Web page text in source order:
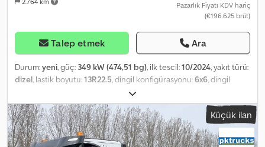
Pazarlık Fiyatı KDV hariç
(€196.625 brüt)
Talep etmek Ara
Durum:yeni, güç: 349 kW (474,51 bg), ilk tescil:10/2024, yakıt türü:
dizel, lastik boyutu:13R22.5, dingil konfigürasyonu:6x6, dingil
, yakıt deposu kapasitesi:
renk:beyaz, şoför kabini:gündüz kabini, vites türü:mekanik, vites
sayısı:16, emisyon sınıfı:Euro 3, süspansiyon: çelik
, toplam uzunluk:
9.000 mm, toplam genişlik:2.500 mm, toplam yükseklik: 3.500 mm,
yükleme alanı hacmi:20 m³, Üretim yılı:2024, Donanım:klima, = Ek
Küçük ilan